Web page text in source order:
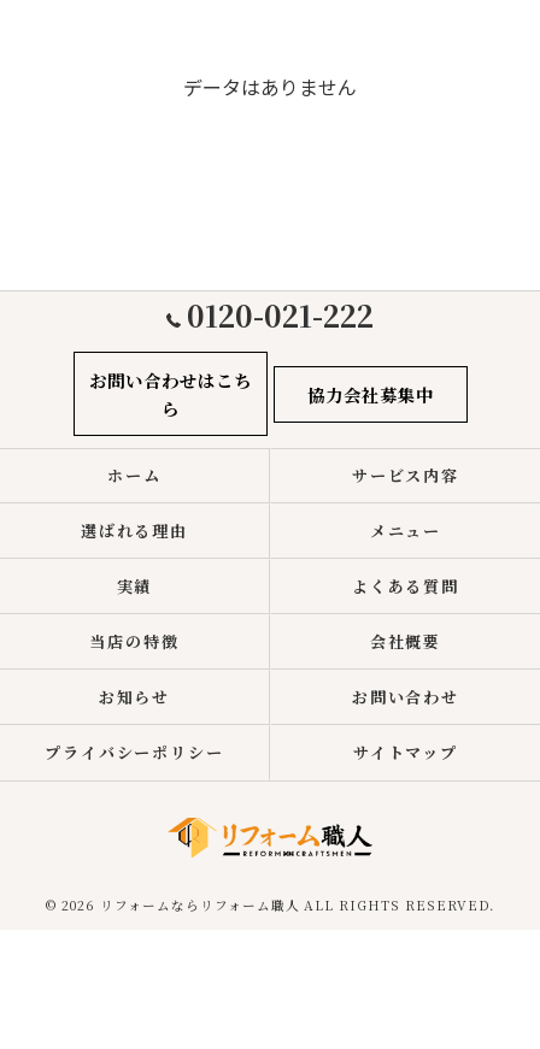
データはありません
0120-021-222
お問い合わせはこち
ら
協力会社募集中
ホーム サービス内容
選ばれる理由 メニュー
実績 よくある質問
当店の特徴 会社概要
お知らせ お問い合わせ
プライバシーポリシー サイトマップ
© 2026 リフォームならリフォーム職人 ALL RIGHTS RESERVED.